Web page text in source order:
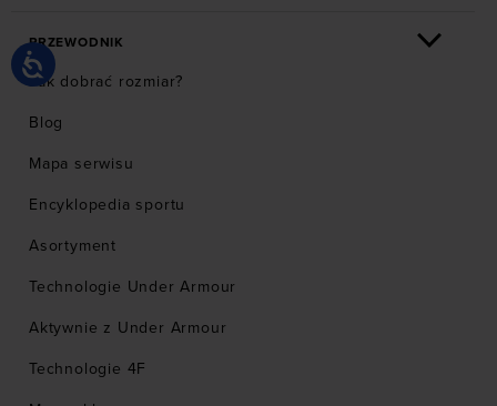
PRZEWODNIK
Jak dobrać rozmiar?
Blog
Mapa serwisu
Encyklopedia sportu
Asortyment
Technologie Under Armour
Aktywnie z Under Armour
Technologie 4F